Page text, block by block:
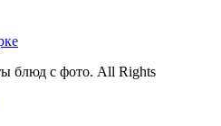
блюд с фото. All Rights